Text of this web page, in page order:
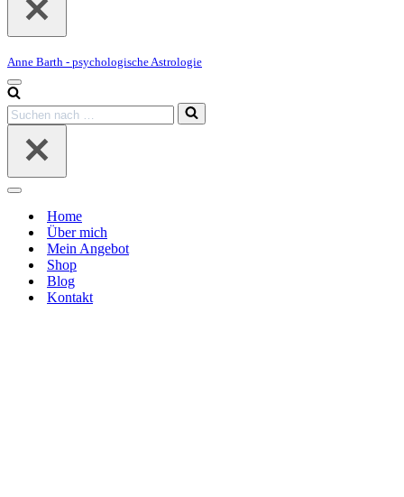
Anne Barth - psychologische Astrologie
Navigationsmenü
Suchen
nach …
Navigationsmenü
Home
Über mich
Mein Angebot
Shop
Blog
Kontakt